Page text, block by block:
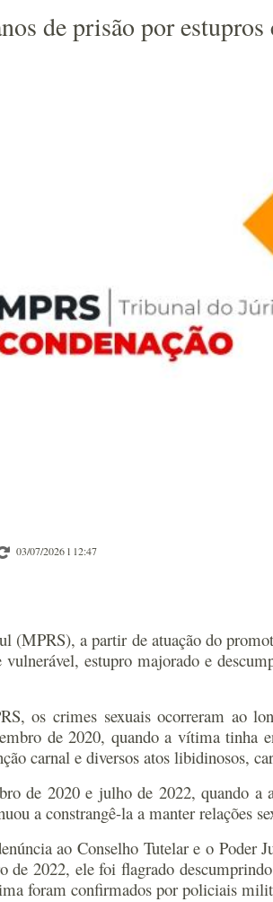
de prisão por
03/07/2026 l 12:47
a partir de atuação do
estupro majorado e
os crimes sexuais ocorreram ao
de 2020, quando a vítima
carnal e diversos atos libidinosos,
de 2020 e julho de 2022, quando a
a constrangê-la a manter relações
ao Conselho Tutelar e o
de 2022, ele foi flagrado
foram confirmados por policiais